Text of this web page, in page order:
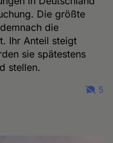
Die größte
die
Ihr Anteil steigt
sie spätestens
stellen.
5